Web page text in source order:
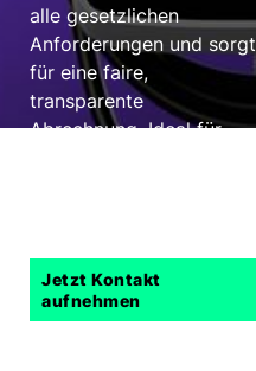
alle gesetzlichen
Anforderungen und sorgt
für eine faire,
transparente
Abrechnung. Ideal für
Jetzt Kontakt
aufnehmen